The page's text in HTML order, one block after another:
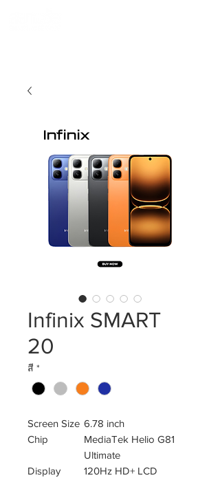
Infinix SMART
20
สี *
Screen Size 6.78 inch
Chip
MediaTek Helio G81
Ultimate
Display
120Hz HD+ LCD